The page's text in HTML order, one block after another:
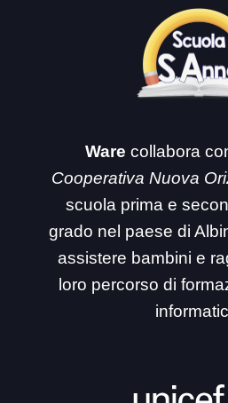
Ware collabora
Cooperativa Nuova
scuola prima e
grado nel paese di
assistere bambini e
loro percorso di